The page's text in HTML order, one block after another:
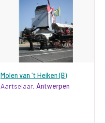
Molen van 't Heiken (B)
Aartselaar,Antwerpen